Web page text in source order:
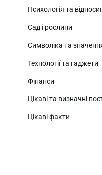
Психологія та
Сад і рослини
Символіка та
Технології та гаджети
Фінанси
Цікаві та визначні
Цікаві факти